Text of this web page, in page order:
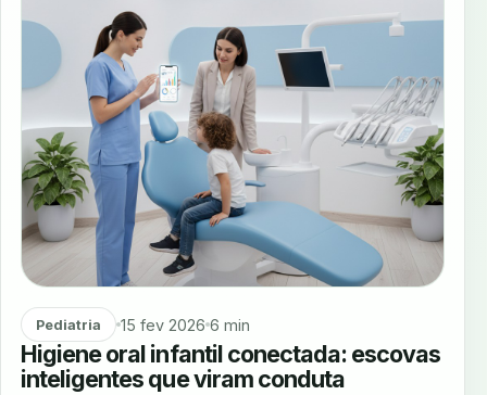
Pediatria 15 fev 2026 6 min
Higiene oral infantil conectada: escovas
inteligentes que viram conduta